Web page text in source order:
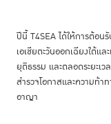
ปีนี้ T4SEA ได้ให้การต้อน
เอเชียตะวันออกเฉียงใต้แ
ยุติธรรม และตลอดระยะเ
สำรวจโอกาสและความท้า
อาญา